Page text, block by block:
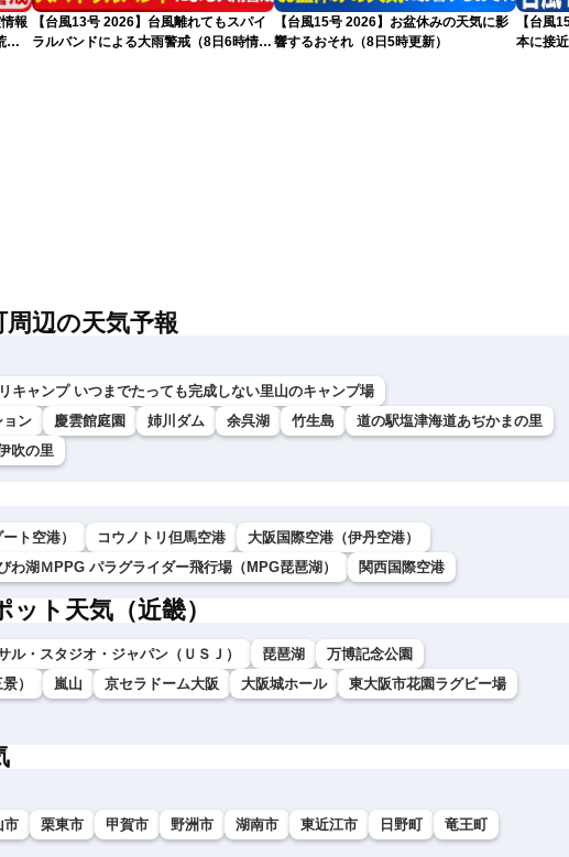
報
れ
【台風13号 2026】台風離れてもスパイ
ラルバンドによる大雨警戒（8日6時情
【台風15号 2026】お盆休みの天気に影
響するおそれ（8日5時更新）
【台風
本に接
辺の天気予報
キャンプ いつまでたっても完成しない里山のキャンプ場
ョン
慶雲館庭園 姉川ダム 余呉湖 竹生島
道の駅塩津海道あぢかまの里
吹の里
ト空港） コウノトリ但馬空港
大阪国際空港（伊丹空港）
わ湖ＭPPG パラグライダー飛行場（MPG琵琶湖） 関西国際空港
ト天気（近畿）
ル・スタジオ・ジャパン（ＵＳＪ） 琵琶湖
万博記念公園
）
嵐山 京セラドーム大阪 大阪城ホール
東大阪市花園ラグビー場
市 栗東市 甲賀市 野洲市 湖南市 東近江市 日野町 竜王町